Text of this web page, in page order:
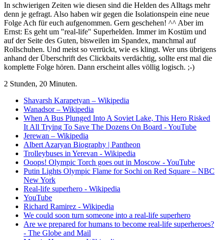
In schwierigen Zeiten wie diesen sind die Helden des Alltags mehr
denn je gefragt. Also haben wir gegen die Isolationspein eine neue
Folge Ach für euch aufgenommen. Gern geschehen! ^^ Aber im
Ernst: Es geht um "real-life" Superhelden. Immer im Kostüm und
auf der Seite des Guten, bisweilen im Spandex, manchmal auf
Rollschuhen. Und meist so verrückt, wie es klingt. Wer uns übrigens
anhand der Überschrift des Clickbaits verdächtig, sollte erst mal die
komplette Folge hören. Dann erscheint alles völlig logisch. ;-)
2 Stunden, 20 Minuten.
Shavarsh Karapetyan – Wikipedia
Wanadsor – Wikipedia
When A Bus Plunged Into A Soviet Lake, This Hero Risked
It All Trying To Save The Dozens On Board - YouTube
Jerewan – Wikipedia
Albert Azaryan Biography | Pantheon
Trolleybuses in Yerevan - Wikipedia
Ooops! Olympic Torch goes out in Moscow - YouTube
Putin Lights Olympic Flame for Sochi on Red Square – NBC
New York
Real-life superhero - Wikipedia
YouTube
Richard Ramirez - Wikipedia
We could soon turn someone into a real-life superhero
Are we prepared for humans to become real-life superheroes?
- The Globe and Mail